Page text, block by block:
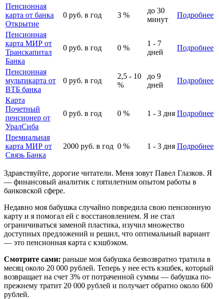
Пенсионная
карта от банка
Открытие
0 руб. в год 3 %
до 30
минут
Подробнее
Пенсионная
карта МИР от
Транскапитал
Банка
0 руб. в год 0 %
1 - 7
дней
Подробнее
Пенсионная
мультикарта от
ВТБ банка
0 руб. в год
2,5 - 10
%
до 9
дней
Подробнее
Карта
Почетный
пенсионер от
УралСиба
0 руб. в год 0 % 1 - 3 дня Подробнее
Премиальная
карта МИР от
Связь Банка
2000 руб. в год 0 % 1 - 3 дня Подробнее
Здравствуйте, дорогие читатели. Меня зовут Павел Глазков. Я
— финансовый аналитик с пятилетним опытом работы в
банковской сфере.
Недавно моя бабушка случайно повредила свою пенсионную
карту и я помогал ей с восстановлением. Я не стал
ограничиваться заменой пластика, изучил множество
доступных предложений и решил, что оптимальный вариант
— это пенсионная карта с кэшбэком.
Смотрите сами: раньше моя бабушка безвозвратно тратила в
месяц около 20 000 рублей. Теперь у нее есть кэшбек, который
возвращает на счет 3% от потраченной суммы — бабушка по-
прежнему тратит 20 000 рублей и получает обратно около 600
рублей.